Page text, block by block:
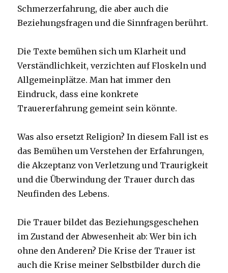
Schmerzerfahrung, die aber auch die
Beziehungsfragen und die Sinnfragen berührt.
Die Texte bemühen sich um Klarheit und
Verständlichkeit, verzichten auf Floskeln und
Allgemeinplätze. Man hat immer den
Eindruck, dass eine konkrete
Trauererfahrung gemeint sein könnte.
Was also ersetzt Religion? In diesem Fall ist es
das Bemühen um Verstehen der Erfahrungen,
die Akzeptanz von Verletzung und Traurigkeit
und die Überwindung der Trauer durch das
Neufinden des Lebens.
Die Trauer bildet das Beziehungsgeschehen
im Zustand der Abwesenheit ab: Wer bin ich
ohne den Anderen? Die Krise der Trauer ist
auch die Krise meiner Selbstbilder durch die